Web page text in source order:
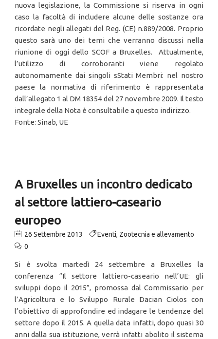
nuova legislazione, la Commissione si riserva in ogni
caso la facoltà di includere alcune delle sostanze ora
ricordate negli allegati del Reg. (CE) n.889/2008. Proprio
questo sarà uno dei temi che verranno discussi nella
riunione di oggi dello SCOF a Bruxelles. Attualmente,
l’utilizzo di corroboranti viene regolato
autonomamente dai singoli sStati Membri: nel nostro
paese la normativa di riferimento è rappresentata
dall’allegato 1 al DM 18354 del 27 novembre 2009. Il testo
integrale della Nota è consultabile a questo indirizzo.
Fonte: Sinab, UE
A Bruxelles un incontro dedicato
al settore lattiero-caseario
europeo
26 Settembre 2013 Eventi, Zootecnia e allevamento
0
Si è svolta martedì 24 settembre a Bruxelles la
conferenza “Il settore lattiero-caseario nell’UE: gli
sviluppi dopo il 2015”, promossa dal Commissario per
l’Agricoltura e lo Sviluppo Rurale Dacian Ciolos con
l’obiettivo di approfondire ed indagare le tendenze del
settore dopo il 2015. A quella data infatti, dopo quasi 30
anni dalla sua istituzione, verrà infatti abolito il sistema